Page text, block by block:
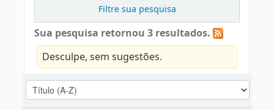
Filtre sua pesquisa
Sua pesquisa retornou 3 resultados.
Desculpe, sem sugestões.